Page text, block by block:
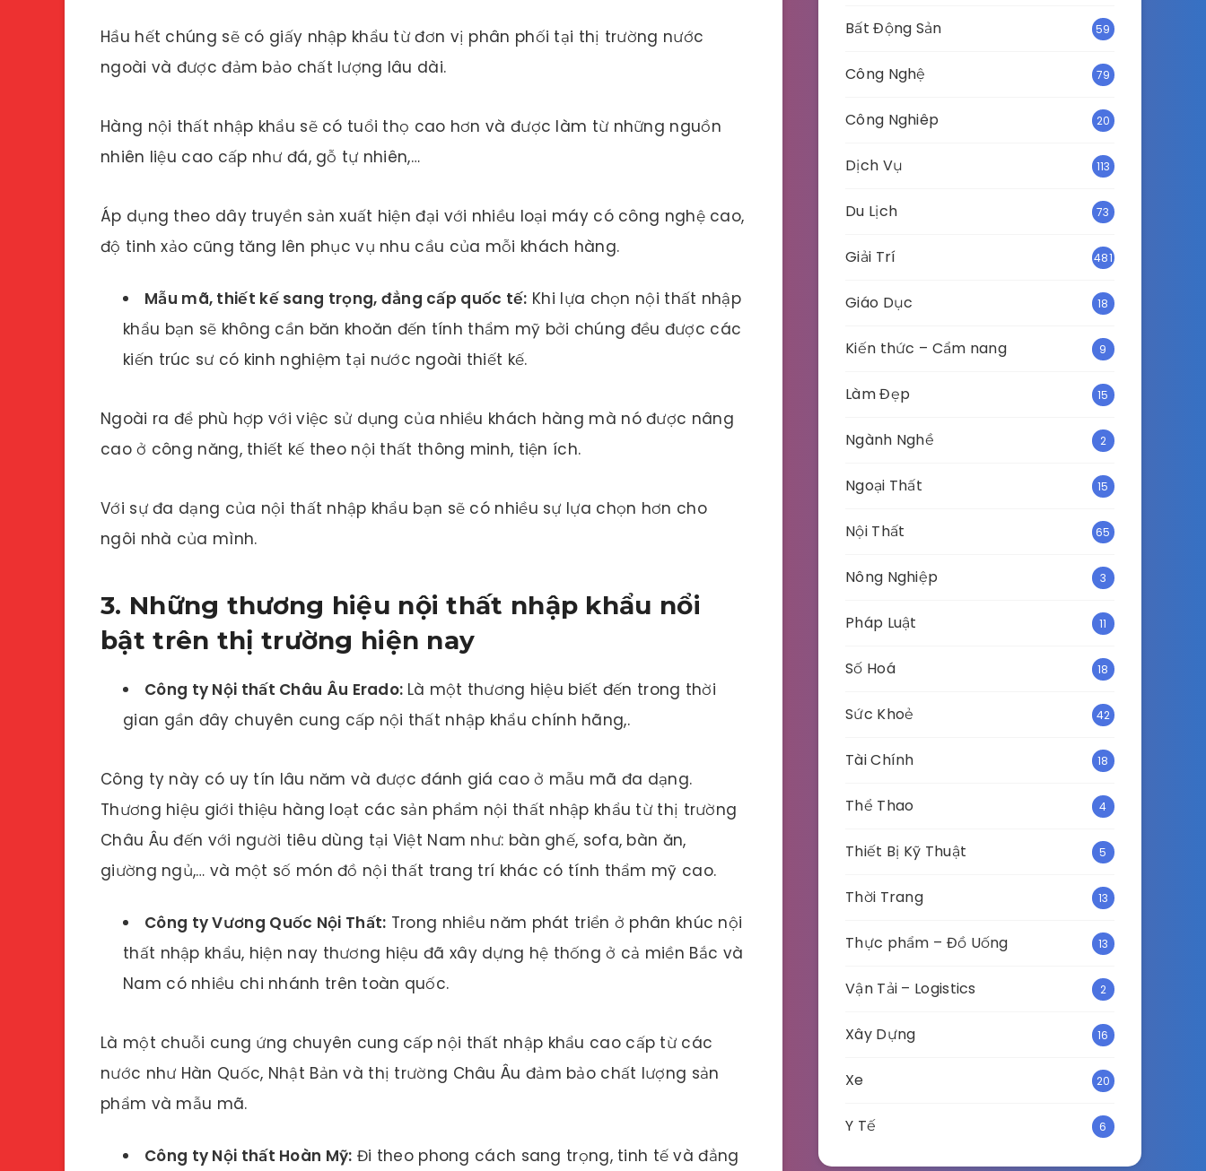
Hầu hết chúng sẽ có giấy nhập khẩu từ đơn vị phân phối tại thị trường nước
ngoài và được đảm bảo chất lượng lâu dài.
Hàng nội thất nhập khẩu sẽ có tuổi thọ cao hơn và được làm từ những nguồn
nhiên liệu cao cấp như đá, gỗ tự nhiên,…
Áp dụng theo dây truyền sản xuất hiện đại với nhiều loại máy có công nghệ cao,
độ tinh xảo cũng tăng lên phục vụ nhu cầu của mỗi khách hàng.
Mẫu mã, thiết kế sang trọng, đẳng cấp quốc tế: Khi lựa chọn nội thất nhập
khẩu bạn sẽ không cần băn khoăn đến tính thẩm mỹ bởi chúng đều được các
kiến trúc sư có kinh nghiệm tại nước ngoài thiết kế.
Ngoài ra để phù hợp với việc sử dụng của nhiều khách hàng mà nó được nâng
cao ở công năng, thiết kế theo nội thất thông minh, tiện ích.
Với sự đa dạng của nội thất nhập khẩu bạn sẽ có nhiều sự lựa chọn hơn cho
ngôi nhà của mình.
3. Những thương hiệu nội thất nhập khẩu nổi
bật trên thị trường hiện nay
Công ty Nội thất Châu Âu Erado: Là một thương hiệu biết đến trong thời
gian gần đây chuyên cung cấp nội thất nhập khẩu chính hãng,.
Công ty này có uy tín lâu năm và được đánh giá cao ở mẫu mã đa dạng.
Thương hiệu giới thiệu hàng loạt các sản phẩm nội thất nhập khẩu từ thị trường
Châu Âu đến với người tiêu dùng tại Việt Nam như: bàn ghế, sofa, bàn ăn,
giường ngủ,… và một số món đồ nội thất trang trí khác có tính thẩm mỹ cao.
Công ty Vương Quốc Nội Thất: Trong nhiều năm phát triển ở phân khúc nội
thất nhập khẩu, hiện nay thương hiệu đã xây dựng hệ thống ở cả miền Bắc và
Nam có nhiều chi nhánh trên toàn quốc.
Là một chuỗi cung ứng chuyên cung cấp nội thất nhập khẩu cao cấp từ các
nước như Hàn Quốc, Nhật Bản và thị trường Châu Âu đảm bảo chất lượng sản
phẩm và mẫu mã.
Công ty Nội thất Hoàn Mỹ: Đi theo phong cách sang trọng, tinh tế và đẳng
Bất Động Sản 59
Công Nghệ 79
Công Nghiêp 20
Dịch Vụ 113
Du Lịch 73
Giải Trí 481
Giáo Dục 18
Kiến thức – Cẩm nang 9
Làm Đẹp 15
Ngành Nghề 2
Ngoại Thất 15
Nội Thất 65
Nông Nghiệp 3
Pháp Luật 11
Số Hoá 18
Sức Khoẻ 42
Tài Chính 18
Thể Thao 4
Thiết Bị Kỹ Thuật 5
Thời Trang 13
Thực phẩm – Đồ Uống 13
Vận Tải – Logistics 2
Xây Dựng 16
Xe 20
Y Tế 6